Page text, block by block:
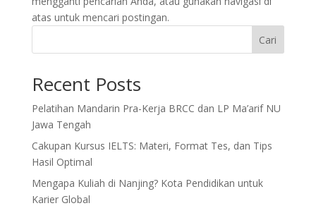
atas untuk mencari postingan.
Cari
Recent Posts
Pelatihan Mandarin Pra-Kerja BRCC dan LP Ma’arif NU
Jawa Tengah
Cakupan Kursus IELTS: Materi, Format Tes, dan Tips
Hasil Optimal
Mengapa Kuliah di Nanjing? Kota Pendidikan untuk
Karier Global